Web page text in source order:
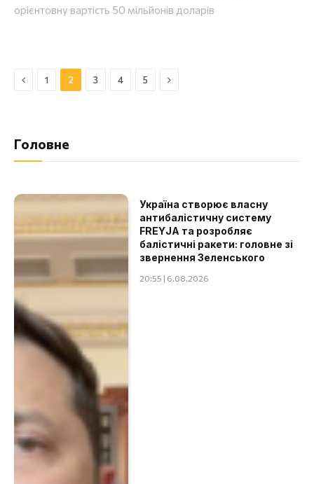
орієнтовну вартість 50 мільйонів доларів
Назад1 2 3 4 5 Далі
Головне
Україна створює власну
антибалістичну систему
FREYJA та розробляє
балістичні ракети: головне зі
звернення Зеленського
20:55 | 6.08.2026